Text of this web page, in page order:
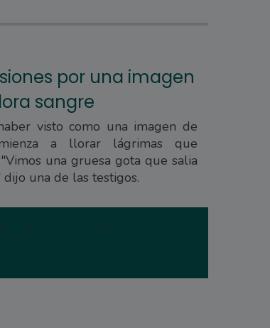
por una imagen
sangre
visto como una imagen de
a llorar lágrimas que
una gruesa gota que salia
una de las testigos.
| | |